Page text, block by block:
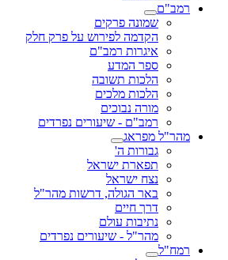
רמב"ם
שמונה פרקים
הקדמה לפירוש על פרק חלק
איגרות רמב"ם
ספר המדע
הלכות תשובה
הלכות מלכים
מורה נבוכים
רמב"ם - שיעורים נפרדים
מהר"ל מפראג
גבורות ה'
תפארת ישראל
נצח ישראל
באר הגולה, דרשות מהר"ל
דרך חיים
נתיבות עולם
מהר"ל - שיעורים נפרדים
רמח"ל